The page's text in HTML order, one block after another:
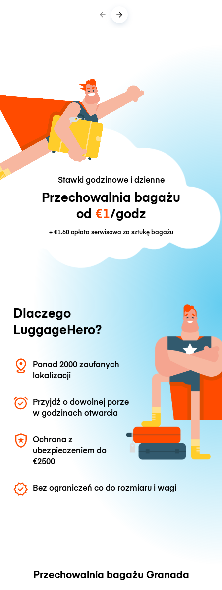
Stawki godzinowe i dzienne
Przechowalnia bagażu
od €1/godz
+€1.60opłata serwisowa za sztukę bagażu
Dlaczego
LuggageHero?
Ponad 2000 zaufanych
lokalizacji
Przyjdź o dowolnej porze
w godzinach otwarcia
Ochrona z
ubezpieczeniem do
€2500
Bez ograniczeń co do rozmiaru i wagi
Przechowalnia bagażu Granada